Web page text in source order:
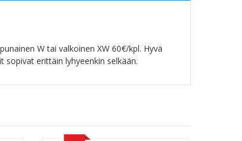
W tai valkoinen XW 60€/kpl. Hyvä
erittäin lyhyeenkin selkään.